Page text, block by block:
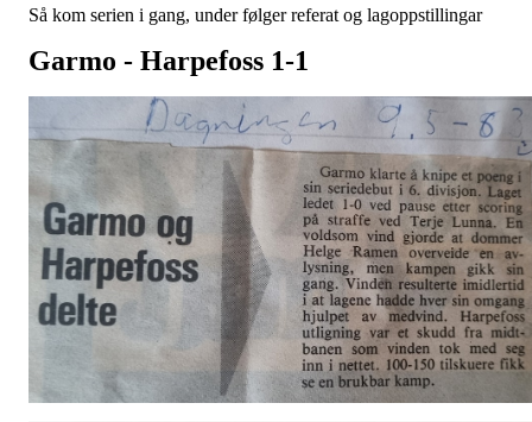
Så kom serien i gang, under følger referat og lagoppstillingar
Garmo - Harpefoss 1-1